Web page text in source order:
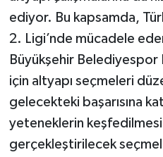
ediyor. Bu kapsamda,
2. Ligi’nde mücadele
Büyükşehir Belediyespor
için altyapı seçmeleri
gelecekteki başarısına
yeteneklerin keşfedilmesi
gerçekleştirilecek